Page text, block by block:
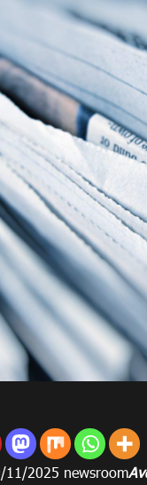
2025 newsroom